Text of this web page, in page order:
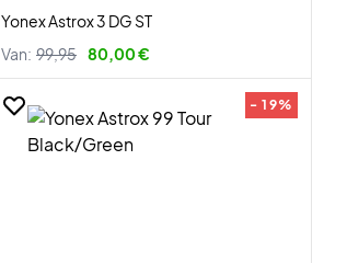
Yonex Astrox 3 DG ST
Van: 99,95 80,00 €
- 19%